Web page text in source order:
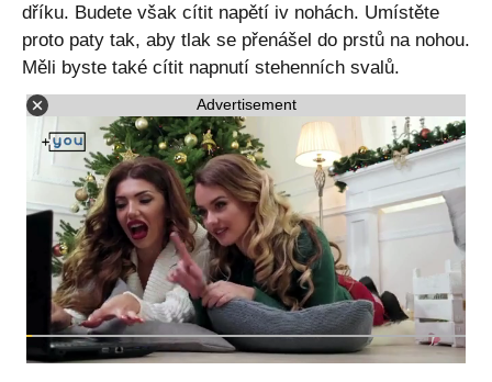
dříku. Budete však cítit napětí iv nohách. Umístěte
proto paty tak, aby tlak se přenášel do prstů na nohou.
Měli byste také cítit napnutí stehenních svalů.
Advertisement